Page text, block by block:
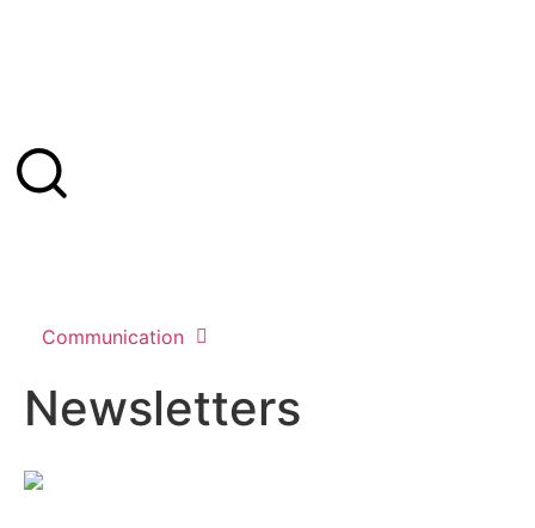
Communication
Newsletters